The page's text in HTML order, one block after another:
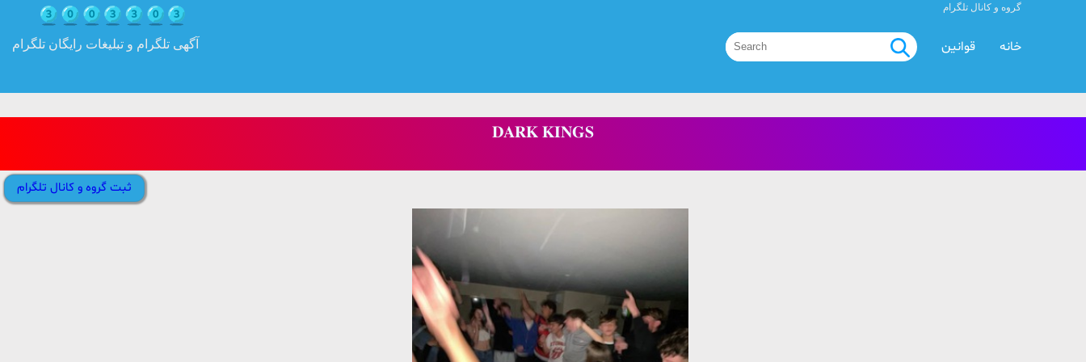
آگهی تلگرام و تبلیغات رایگان تلگرام
گروه و کانال تلگرام
قوانین خانه
𝐃𝐀𝐑𝐊 𝐊𝐈𝐍𝐆𝐒
ثبت گروه و کانال تلگرام